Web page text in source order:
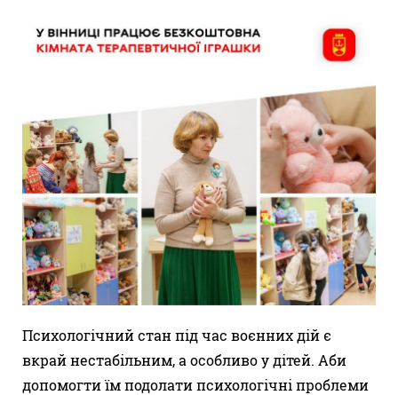
Психологічний стан під час воєнних дій є
вкрай нестабільним, а особливо у дітей. Аби
допомогти їм подолати психологічні проблеми